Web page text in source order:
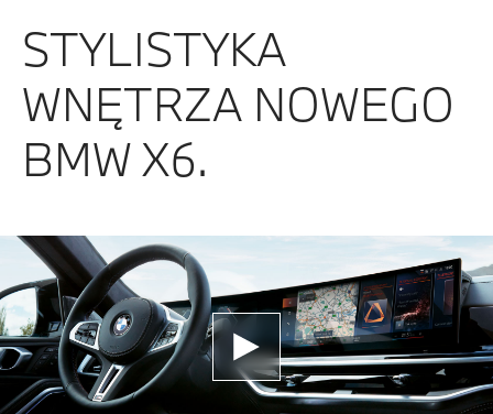
STYLISTYKA
WNĘTRZA NOWEGO
BMW X6.